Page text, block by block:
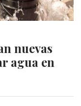
nuevas
agua en